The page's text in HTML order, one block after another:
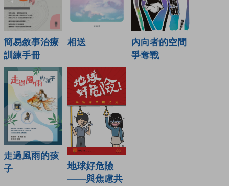
簡易敘事治療
訓練手冊
相送
內向者的空間
爭奪戰
走過風雨的孩
子
地球好危險
——與焦慮共